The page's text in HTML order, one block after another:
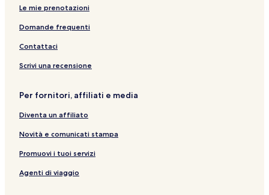
Costa Rica Chocolate Tour: hotel nelle vicinanze
Sorgenti termali di Los Lagos: hotel nelle vicinanze
Le mie prenotazioni
Domande frequenti
Contattaci
Scrivi una recensione
Per fornitori, affiliati e media
Diventa un affiliato
Novità e comunicati stampa
Promuovi i tuoi servizi
Agenti di viaggio